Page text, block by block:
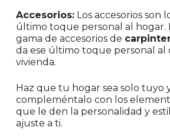
Accesorios:Los accesorios son
último toque personal al hogar.
gama de accesorios de
da ese último toque personal al
vivienda.
Haz que tu hogar sea solo tuyo
compleméntalo con los
que le den la personalidad y
ajuste a ti.